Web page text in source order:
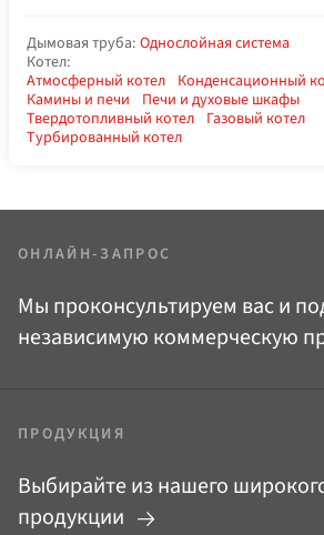
Дымовая труба: Однослойная система
Котел:
Атмосферный котел Конденсационный
Камины и печи
Печи и духовые шкафы
Твердотопливный котел Газовый котел
Турбированный котел
ОНЛАЙН-ЗАПРОС
Мы проконсультируем вас и
независимую коммерческую
ПРОДУКЦИЯ
Выбирайте из нашего
продукции